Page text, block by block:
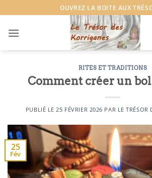
au
contenu
OUVREZ LA BOITE AUX
RITES ET TRADITIONS
Comment créer un
PUBLIÉ LE 25 FÉVRIER 2026 PAR LE TRÉSOR
25
Fév